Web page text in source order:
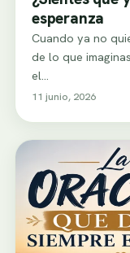
esperanza
Cuando ya no
de lo que
el…
11 junio, 2026